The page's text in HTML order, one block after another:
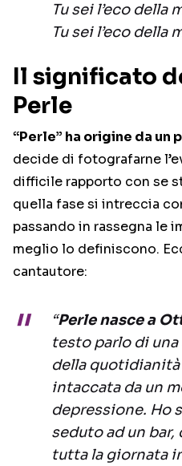
Tu sei l’eco della
Tu sei l’eco della
Il significato
Perle
“Perle” ha origine da un
decide di fotografarne
difficile rapporto con se
quella fase si intreccia
passando in rassegna le
meglio lo definiscono.
cantautore:
“Perle nasce a
testo parlo di una
della
intaccata da un
depressione. Ho
seduto ad un bar,
tutta la giornata